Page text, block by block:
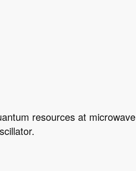
resources at microwave